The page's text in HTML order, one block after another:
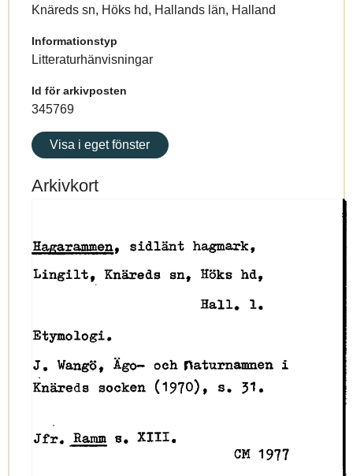
Knäreds sn, Höks hd, Hallands län, Halland
Informationstyp
Litteraturhänvisningar
Id för arkivposten
345769
Visa i eget fönster
Arkivkort